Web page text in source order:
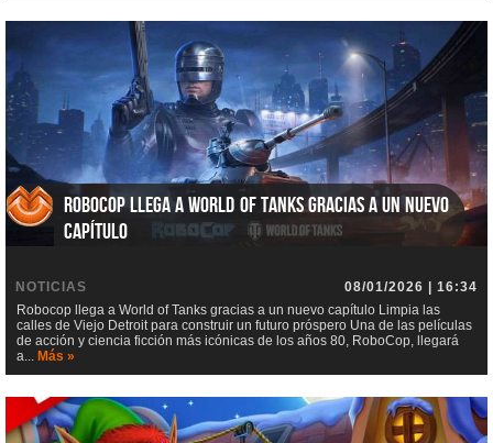
Robocop llega a World of Tanks gracias a un nuevo
capítulo
NOTICIAS
08/01/2026 | 16:34
Robocop llega a World of Tanks gracias a un nuevo capítulo Limpia las
calles de Viejo Detroit para construir un futuro próspero Una de las películas
de acción y ciencia ficción más icónicas de los años 80, RoboCop, llegará
a... Más »